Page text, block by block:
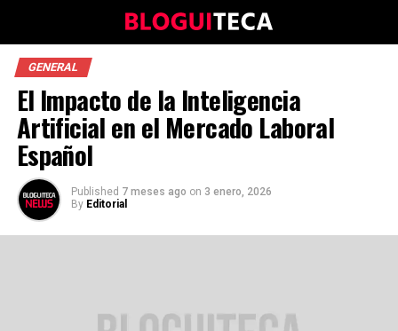
GENERAL
El Impacto de la Inteligencia
Artificial en el Mercado Laboral
Español
Published 7 meses ago on 3 enero, 2026
By Editorial